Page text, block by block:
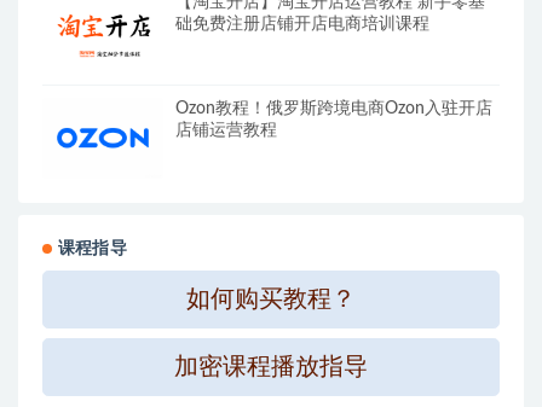
础免费注册店铺开店电商培训课程
Ozon教程！俄罗斯跨境电商Ozon入驻开店
店铺运营教程
课程指导
如何购买教程？
加密课程播放指导